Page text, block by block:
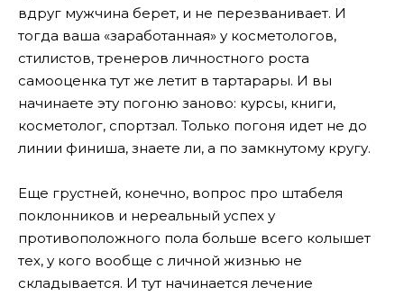
вдруг мужчина берет, и не перезванивает. И
тогда ваша «заработанная» у косметологов,
стилистов, тренеров личностного роста
самооценка тут же летит в тартарары. И вы
начинаете эту погоню заново: курсы, книги,
косметолог, спортзал. Только погоня идет не до
линии финиша, знаете ли, а по замкнутому кругу.
Еще грустней, конечно, вопрос про штабеля
поклонников и нереальный успех у
противоположного пола больше всего колышет
тех, у кого вообще с личной жизнью не
складывается. И тут начинается лечение